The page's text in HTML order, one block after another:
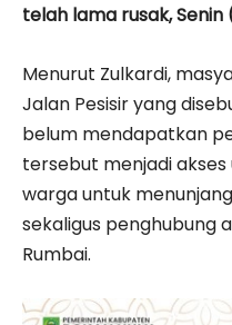
telah lama rusak,
Menurut Zulkardi,
Jalan Pesisir yang
belum mendapatkan
tersebut menjadi
warga untuk
sekaligus penghubung
Rumbai.